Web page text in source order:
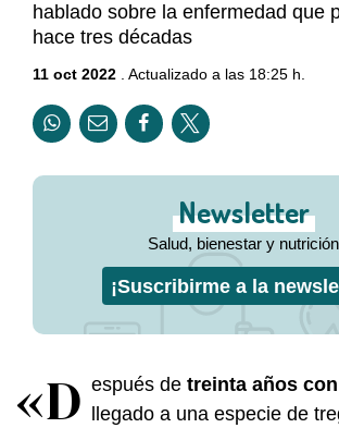
hablado sobre la enfermedad que
hace tres décadas
11 oct 2022 . Actualizado a las 18:25 h.
Newsletter
Salud, bienestar y nutrición
¡Suscribirme a la
«D espués de treinta años con
llegado a una especie de